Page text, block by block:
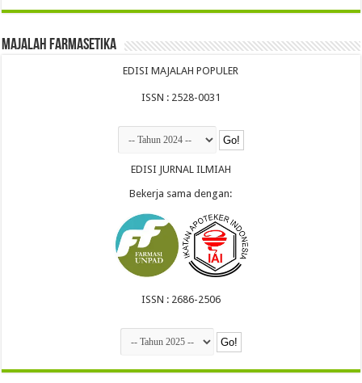
Majalah Farmasetika
EDISI MAJALAH POPULER
ISSN : 2528-0031
EDISI JURNAL ILMIAH
Bekerja sama dengan:
ISSN : 2686-2506